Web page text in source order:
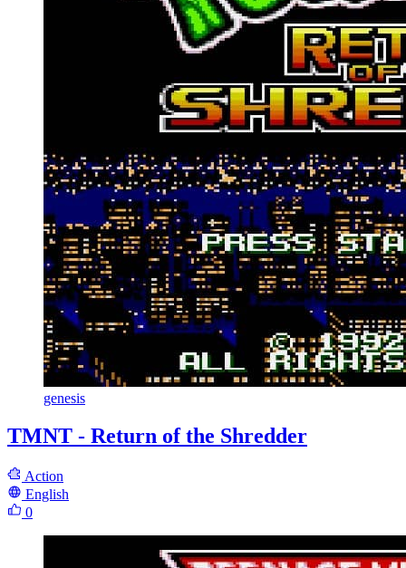
genesis
TMNT - Return of the Shredder
Action
English
0